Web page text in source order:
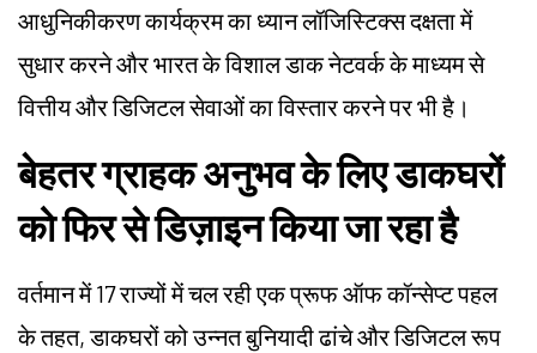
आधुनिकीकरण कार्यक्रम का ध्यान लॉजिस्टिक्स दक्षता में
सुधार करने और भारत के विशाल डाक नेटवर्क के माध्यम से
वित्तीय और डिजिटल सेवाओं का विस्तार करने पर भी है।
बेहतर ग्राहक अनुभव के लिए डाकघरों
को फिर से डिज़ाइन किया जा रहा है
वर्तमान में 17 राज्यों में चल रही एक प्रूफ ऑफ कॉन्सेप्ट पहल
के तहत, डाकघरों को उन्नत बुनियादी ढांचे और डिजिटल रूप